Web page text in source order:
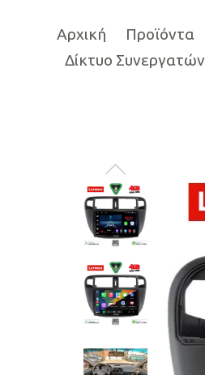
Αρχική Προϊόντα
Δίκτυο Συνεργατών